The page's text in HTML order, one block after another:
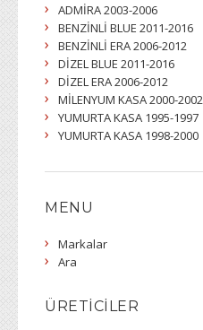
ADMİRA 2003-2006
BENZİNLİ BLUE 2011-2016
BENZİNLİ ERA 2006-2012
DİZEL BLUE 2011-2016
DİZEL ERA 2006-2012
MİLENYUM KASA 2000-2002
YUMURTA KASA 1995-1997
YUMURTA KASA 1998-2000
MENU
Markalar
Ara
ÜRETICILER